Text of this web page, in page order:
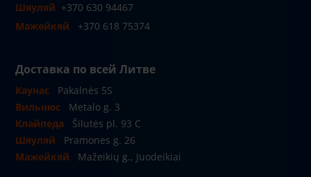
Шяуляй +370 630 94467
Мажейкяй
+370 618 75374
Доставка по всей Литве
Каунас
Pakalnės 5S
Вильнюс
Metalo g. 3
Клайпеда
Šilutės pl. 93 C
Шяуляй
Pramones g. 26
Мажейкяй
Mažeikių g., Juodeikiai